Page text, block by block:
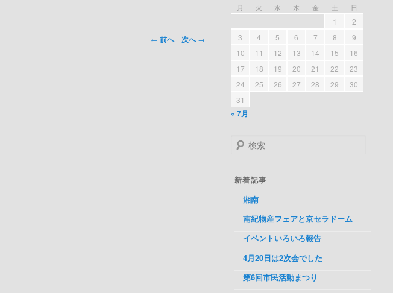
投稿ナビゲ
← 前へ 次へ→
月 火 水 木 金 土 日
« 7月
1
2
3
4 5 6 7 8
9
10
11 12 13 14 15
16
17
18 19 20 21 22
23
24
25 26 27 28 29
30
31
検索
新着記事
湘南
南紀物産フェアと京セラドーム
イベントいろいろ報告
4月20日は2次会でした
第6回市民活動まつり